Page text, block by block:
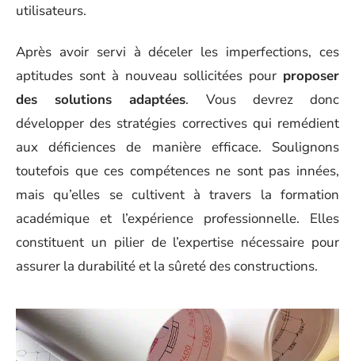
utilisateurs.
Après avoir servi à déceler les imperfections, ces
aptitudes sont à nouveau sollicitées pour proposer
des solutions adaptées. Vous devrez donc
développer des stratégies correctives qui remédient
aux déficiences de manière efficace. Soulignons
toutefois que ces compétences ne sont pas innées,
mais qu’elles se cultivent à travers la formation
académique et l’expérience professionnelle. Elles
constituent un pilier de l’expertise nécessaire pour
assurer la durabilité et la sûreté des constructions.